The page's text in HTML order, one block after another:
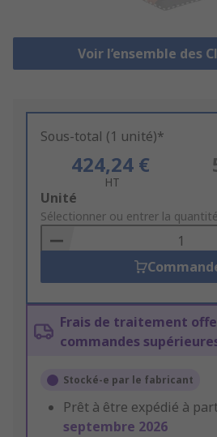
Voir l’ensemble des
Sous-total (1 unité)*
424,24 €
HT
Add
to
Basket
Unité
Sélectionner ou entrer la quantité
Frais de traitement
commandes
Stocké-e par le fabricant
Prêt à être expédié à
septembre 2026